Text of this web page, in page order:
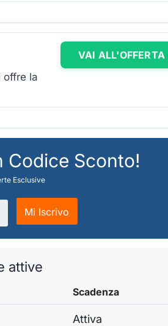
offre la
VAI ALL'OFFERTA
Codice Sconto!
Esclusive
Mi Iscrivo
attive
Scadenza
Attiva